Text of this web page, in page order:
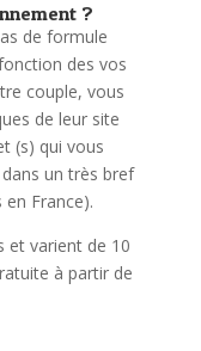
?
de formule
des vos
couple, vous
de leur site
(s) qui vous
un très bref
France).
et varient de 10
à partir de